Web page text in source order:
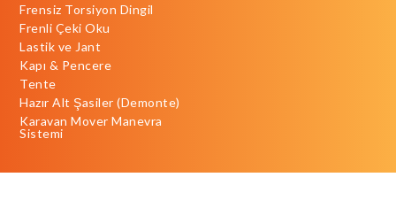
Frensiz Torsiyon Dingil
Frenli Çeki Oku
Lastik ve Jant
Kapı & Pencere
Tente
Hazır Alt Şasiler (Demonte)
Karavan Mover Manevra
Sistemi